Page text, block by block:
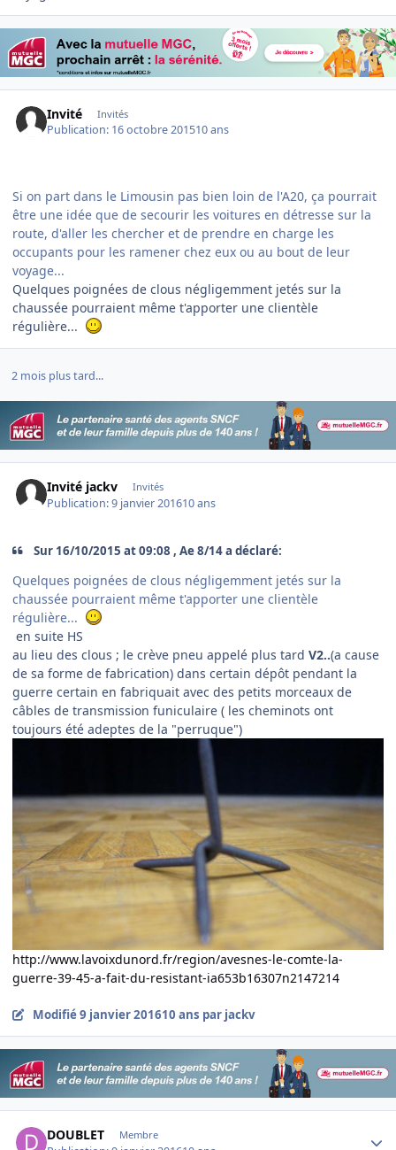
Invité Invités
Publication: 16 octobre 201510 ans
Si on part dans le Limousin pas bien loin de l'A20, ça pourrait
être une idée que de secourir les voitures en détresse sur la
route, d'aller les chercher et de prendre en charge les
occupants pour les ramener chez eux ou au bout de leur
voyage...
Quelques poignées de clous négligemment jetés sur la
chaussée pourraient même t'apporter une clientèle
régulière...
2 mois plus tard...
Invité jackv Invités
Publication:9 janvier 201610 ans
Sur 16/10/2015 at 09:08 , Ae 8/14 a déclaré:
Quelques poignées de clous négligemment jetés sur la
chaussée pourraient même t'apporter une clientèle
régulière...
en suite HS
au lieu des clous ; le crève pneu appelé plus tard V2..(a cause
de sa forme de fabrication) dans certain dépôt pendant la
guerre certain en fabriquait avec des petits morceaux de
câbles de transmission funiculaire ( les cheminots ont
toujours été adeptes de la "perruque")
http://www.lavoixdunord.fr/region/avesnes-le-comte-la-
guerre-39-45-a-fait-du-resistant-ia653b16307n2147214
Modifié9 janvier 201610 ans par jackv
DOUBLET Membre